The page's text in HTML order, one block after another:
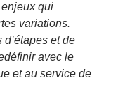
qui
variations.
d’étapes et de
avec le
et au service de